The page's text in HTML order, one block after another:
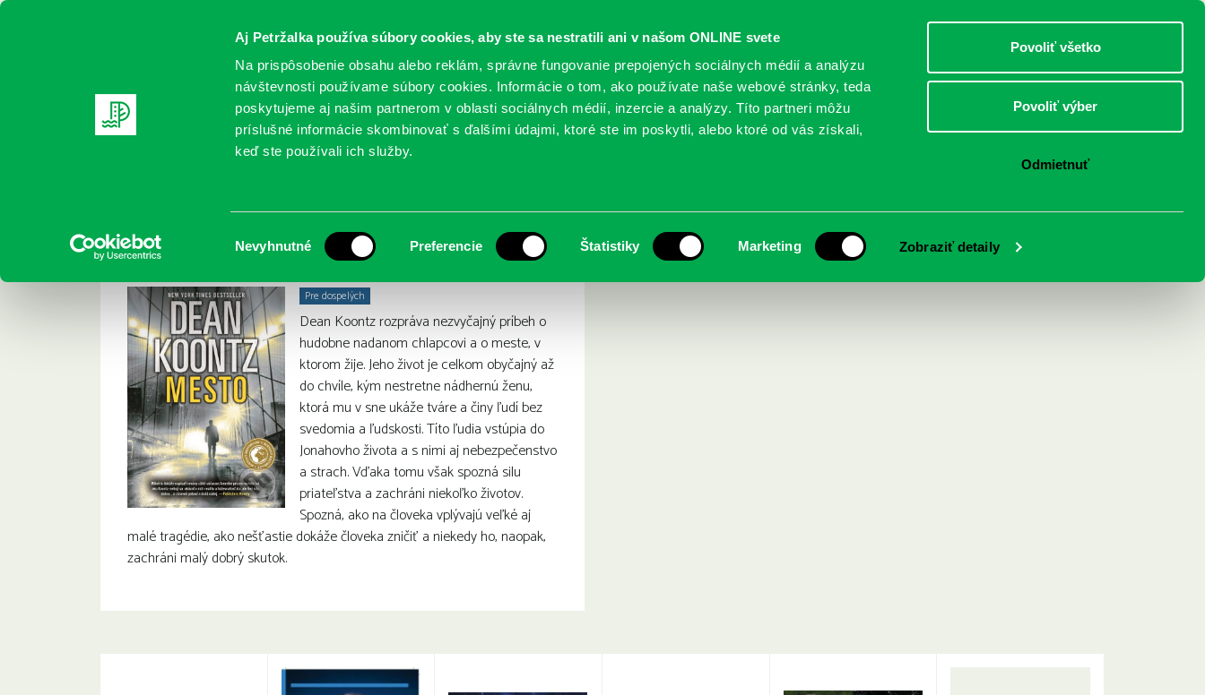
Aj Petržalka používa súbory cookies, aby ste sa nestratili ani v našom ONLINE svete
Na prispôsobenie obsahu alebo reklám, správne fungovanie prepojených sociálnych médií a analýzu
návštevnosti používame súbory cookies. Informácie o tom, ako používate naše webové stránky, teda
poskytujeme aj našim partnerom v oblasti sociálnych médií, inzercie a analýzy. Títo partneri môžu
príslušné informácie skombinovať s ďalšími údajmi, ktoré ste im poskytli, alebo ktoré od vás získali,
keď ste používali ich služby.
súhlasu
Nevyhnutné Preferencie Štatistiky Marketing Zobraziť detaily
Povoliť všetko
Povoliť výber
Odmietnuť
DOSPELÍ
REGISTRUJTE SA ONLINE KATALÓGY SLUŽBY PODUJATIA POBOČKY O KNIŽNICI
Dean Koontz: Mesto
Pre dospelých
Dean Koontz rozpráva nezvyčajný príbeh o
hudobne nadanom chlapcovi a o meste, v
ktorom žije. Jeho život je celkom obyčajný až
do chvíle, kým nestretne nádhernú ženu,
ktorá mu v sne ukáže tváre a činy ľudí bez
svedomia a ľudskosti. Títo ľudia vstúpia do
Jonahovho života a s nimi aj nebezpečenstvo
a strach. Vďaka tomu však spozná silu
priateľstva a zachráni niekoľko životov.
Spozná, ako na človeka vplývajú veľké aj
malé tragédie, ako nešťastie dokáže človeka zničiť a niekedy ho, naopak,
zachráni malý dobrý skutok.